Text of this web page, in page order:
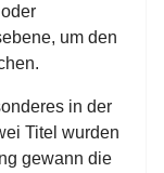
um den
in der
Titel wurden
gewann die